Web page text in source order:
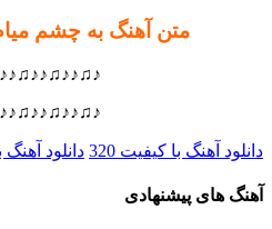
متن آهنگ به چشم
دانلود آهنگ با کیفیت 320 دانلود آهنگ
آهنگ های پیشنهادی